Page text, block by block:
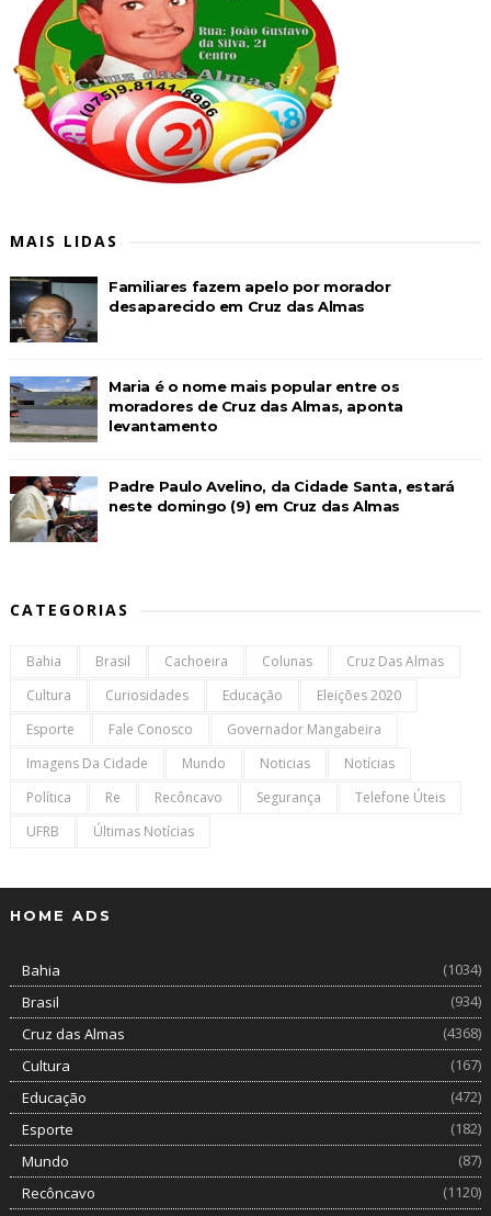
MAIS LIDAS
Familiares fazem apelo por morador
desaparecido em Cruz das Almas
Maria é o nome mais popular entre os
moradores de Cruz das Almas, aponta
levantamento
Padre Paulo Avelino, da Cidade Santa, estará
neste domingo (9) em Cruz das Almas
CATEGORIAS
Bahia Brasil Cachoeira Colunas
Cruz Das Almas
Cultura
Curiosidades Educação
Eleições 2020
Esporte
Fale Conosco
Governador Mangabeira
Imagens Da Cidade
Mundo Noticias
Notícias
Política
Re Recôncavo Segurança
Telefone Úteis
UFRB
Últimas Notícias
HOME ADS
Bahia
(1034)
Brasil
(934)
Cruz das Almas
(4368)
Cultura
(167)
Educação
(472)
Esporte
(182)
Mundo
(87)
Recôncavo
(1120)